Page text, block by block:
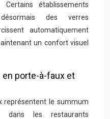
établissements
des verres
automatiquement
un confort visuel
porte-à-faux et
représentent le summum
dans les restaurants